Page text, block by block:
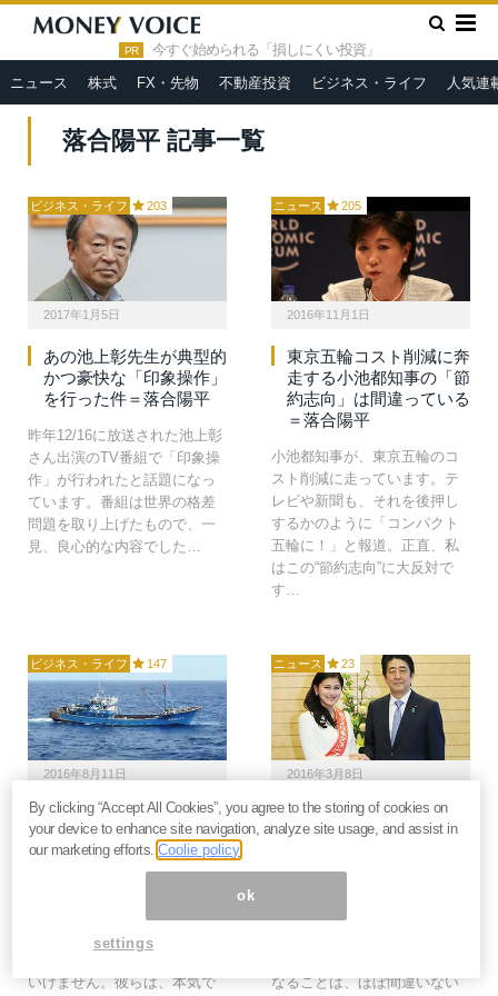
PR 今すぐ始められる「損しにくい投資」
ニュース 株式 FX・先物 不動産投資 ビジネス・ライフ 人気連
HOME » 落合陽平
落合陽平 記事一覧
ビジネス・ライフ 203
2017年1月5日
あの池上彰先生が典型的
かつ豪快な「印象操作」
を行った件＝落合陽平
昨年12/16に放送された池上彰
さん出演のTV番組で「印象操
作」が行われたと話題になっ
ています。番組は世界の格差
問題を取り上げたもので、一
見、良心的な内容でした…
ニュース 205
2016年11月1日
東京五輪コスト削減に奔
走する小池都知事の「節
約志向」は間違っている
＝落合陽平
小池都知事が、東京五輪のコ
スト削減に走っています。テ
レビや新聞も、それを後押し
するかのように「コンパクト
五輪に！」と報道。正直、私
はこの“節約志向”に大反対で
す…
ビジネス・ライフ 147
2016年8月11日
中国の尖閣諸島侵入を日
本が絶対に許してはなら
ない当然の理由＝落合陽
は中国共産党に操られた民兵
いけません。彼らは、本気で
ニュース 23
2016年3月8日
現実味を帯び始めた「消
費増税延期」はアベノミ
＝落合陽平
なることは、ほぼ間違いない
By clicking “Accept All Cookies”, you agree to the storing of cookies on
your device to enhance site navigation, analyze site usage, and assist in
our marketing efforts.Coolie policy
ok
settings